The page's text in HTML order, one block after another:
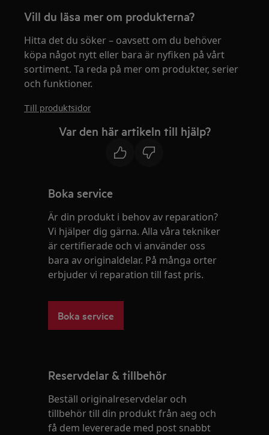
Vill du läsa mer om produkterna?
Hitta det du söker – oavsett om du behöver
köpa något nytt eller bara är nyfiken på vårt
sortiment. Ta reda på mer om produkter, serier
och funktioner.
Till produktsidor
Var den här artikeln till hjälp?
Boka service
Är din produkt i behov av reparation?
Vi hjälper dig gärna. Alla våra tekniker
är certifierade och vi använder oss
bara av originaldelar. På många orter
erbjuder vi reparation till fast pris.
Boka service
Reservdelar & tillbehör
Beställ originalreservdelar och
tillbehör till din produkt från aeg och
få dem levererade med post snabbt